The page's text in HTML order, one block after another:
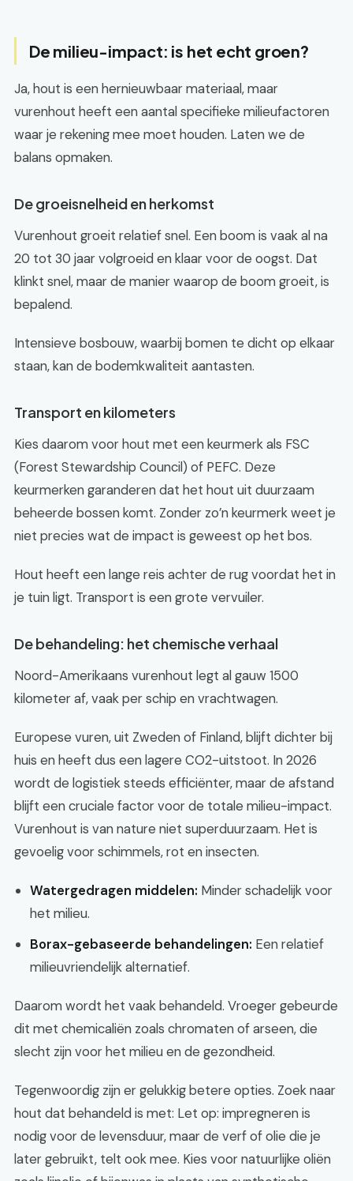
De milieu-impact: is het echt groen?
Ja, hout is een hernieuwbaar materiaal, maar
vurenhout heeft een aantal specifieke milieufactoren
waar je rekening mee moet houden. Laten we de
balans opmaken.
De groeisnelheid en herkomst
Vurenhout groeit relatief snel. Een boom is vaak al na
20 tot 30 jaar volgroeid en klaar voor de oogst. Dat
klinkt snel, maar de manier waarop de boom groeit, is
bepalend.
Intensieve bosbouw, waarbij bomen te dicht op elkaar
staan, kan de bodemkwaliteit aantasten.
Transport en kilometers
Kies daarom voor hout met een keurmerk als FSC
(Forest Stewardship Council) of PEFC. Deze
keurmerken garanderen dat het hout uit duurzaam
beheerde bossen komt. Zonder zo’n keurmerk weet je
niet precies wat de impact is geweest op het bos.
Hout heeft een lange reis achter de rug voordat het in
je tuin ligt. Transport is een grote vervuiler.
De behandeling: het chemische verhaal
Noord-Amerikaans vurenhout legt al gauw 1500
kilometer af, vaak per schip en vrachtwagen.
Europese vuren, uit Zweden of Finland, blijft dichter bij
huis en heeft dus een lagere CO2-uitstoot. In 2026
wordt de logistiek steeds efficiënter, maar de afstand
blijft een cruciale factor voor de totale milieu-impact.
Vurenhout is van nature niet superduurzaam. Het is
gevoelig voor schimmels, rot en insecten.
Watergedragen middelen: Minder schadelijk voor
het milieu.
Borax-gebaseerde behandelingen: Een relatief
milieuvriendelijk alternatief.
Daarom wordt het vaak behandeld. Vroeger gebeurde
dit met chemicaliën zoals chromaten of arseen, die
slecht zijn voor het milieu en de gezondheid.
Tegenwoordig zijn er gelukkig betere opties. Zoek naar
hout dat behandeld is met: Let op: impregneren is
nodig voor de levensduur, maar de verf of olie die je
later gebruikt, telt ook mee. Kies voor natuurlijke oliën